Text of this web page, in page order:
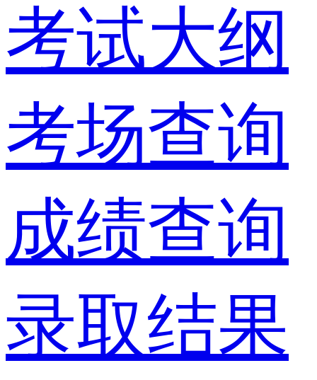
考试大纲
考场查询
成绩查询
录取结果